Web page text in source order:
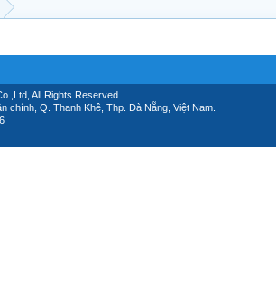
All Rights Reserved.
chính, Q. Thanh Khê, Thp. Đà Nẵng, Việt Nam.